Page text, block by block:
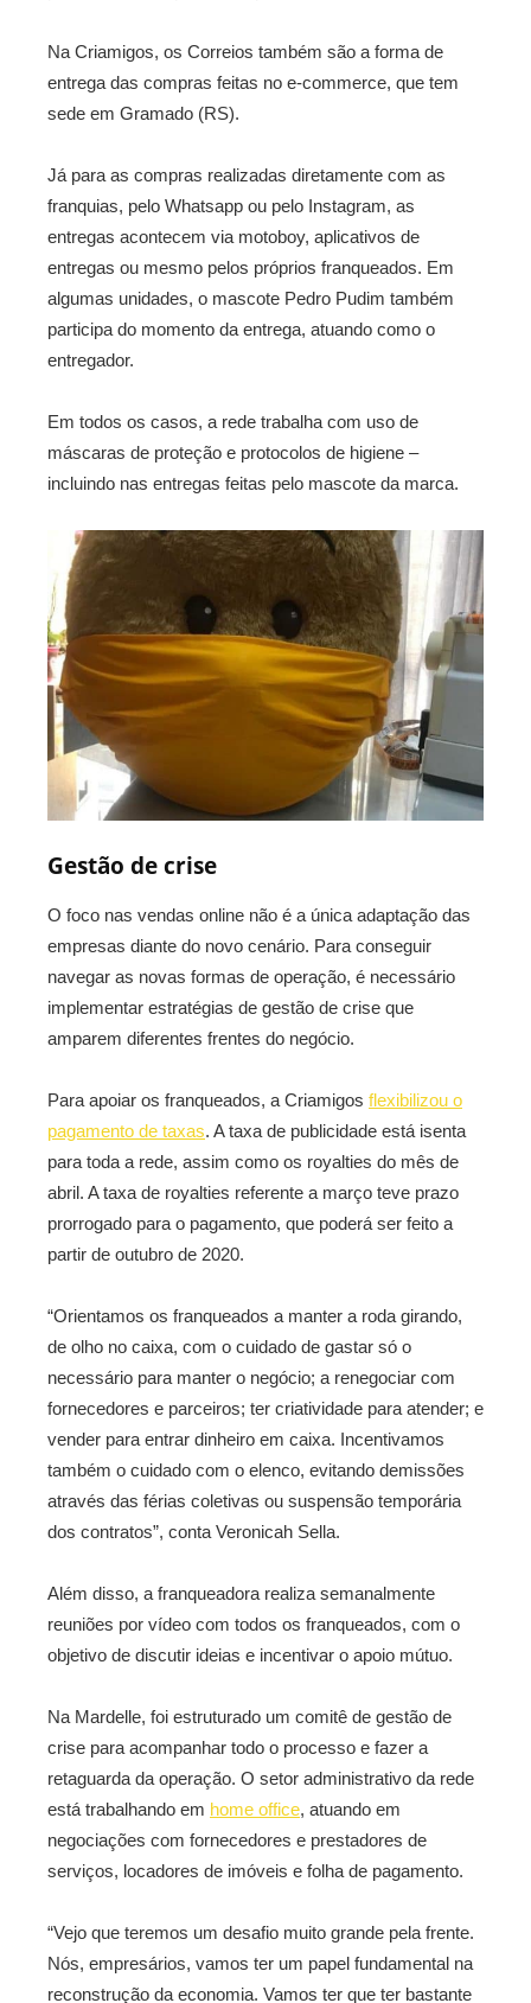
Na Criamigos, os Correios também são a forma de
entrega das compras feitas no e-commerce, que tem
sede em Gramado (RS).
Já para as compras realizadas diretamente com as
franquias, pelo Whatsapp ou pelo Instagram, as
entregas acontecem via motoboy, aplicativos de
entregas ou mesmo pelos próprios franqueados. Em
algumas unidades, o mascote Pedro Pudim também
participa do momento da entrega, atuando como o
entregador.
Em todos os casos, a rede trabalha com uso de
máscaras de proteção e protocolos de higiene –
incluindo nas entregas feitas pelo mascote da marca.
Gestão de crise
O foco nas vendas online não é a única adaptação das
empresas diante do novo cenário. Para conseguir
navegar as novas formas de operação, é necessário
implementar estratégias de gestão de crise que
amparem diferentes frentes do negócio.
Para apoiar os franqueados, a Criamigos flexibilizou o
pagamento de taxas. A taxa de publicidade está isenta
para toda a rede, assim como os royalties do mês de
abril. A taxa de royalties referente a março teve prazo
prorrogado para o pagamento, que poderá ser feito a
partir de outubro de 2020.
“Orientamos os franqueados a manter a roda girando,
de olho no caixa, com o cuidado de gastar só o
necessário para manter o negócio; a renegociar com
fornecedores e parceiros; ter criatividade para atender; e
vender para entrar dinheiro em caixa. Incentivamos
também o cuidado com o elenco, evitando demissões
através das férias coletivas ou suspensão temporária
dos contratos”, conta Veronicah Sella.
Além disso, a franqueadora realiza semanalmente
reuniões por vídeo com todos os franqueados, com o
objetivo de discutir ideias e incentivar o apoio mútuo.
Na Mardelle, foi estruturado um comitê de gestão de
crise para acompanhar todo o processo e fazer a
retaguarda da operação. O setor administrativo da rede
está trabalhando em home office, atuando em
negociações com fornecedores e prestadores de
serviços, locadores de imóveis e folha de pagamento.
“Vejo que teremos um desafio muito grande pela frente.
Nós, empresários, vamos ter um papel fundamental na
reconstrução da economia. Vamos ter que ter bastante